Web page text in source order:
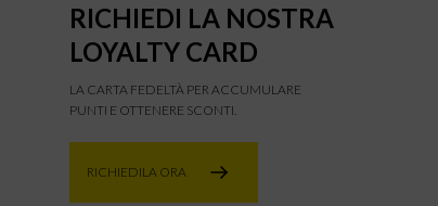
RICHIEDI LA NOSTRA
LOYALTY CARD
LA CARTA FEDELTÀ PER ACCUMULARE
PUNTI E OTTENERE SCONTI.
RICHIEDILA ORA